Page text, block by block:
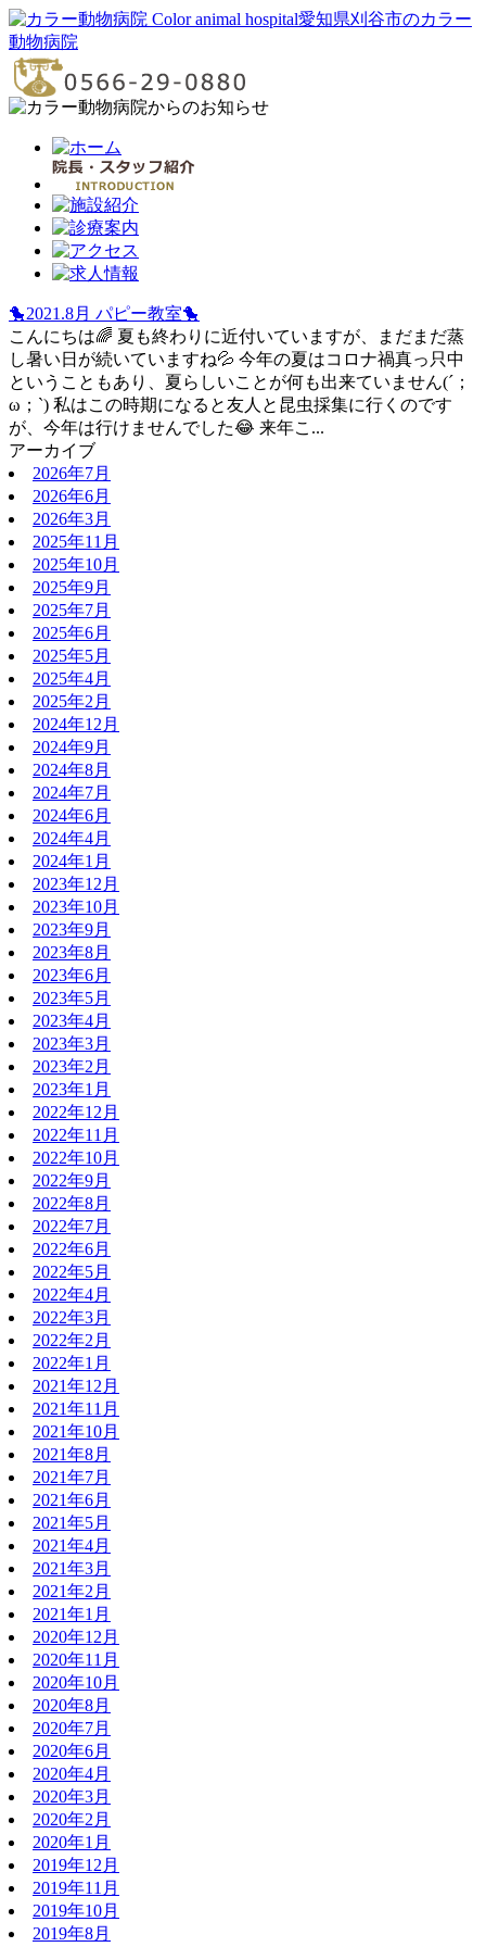
愛知県刈谷市のカラー
動物病院
🐤2021.8月 パピー教室🐤
こんにちは🌈 夏も終わりに近付いていますが、まだまだ蒸
し暑い日が続いていますね💦 今年の夏はコロナ禍真っ只中
ということもあり、夏らしいことが何も出来ていません(´；
ω；`) 私はこの時期になると友人と昆虫採集に行くのです
が、今年は行けませんでした😂 来年こ...
アーカイブ
2026年7月
2026年6月
2026年3月
2025年11月
2025年10月
2025年9月
2025年7月
2025年6月
2025年5月
2025年4月
2025年2月
2024年12月
2024年9月
2024年8月
2024年7月
2024年6月
2024年4月
2024年1月
2023年12月
2023年10月
2023年9月
2023年8月
2023年6月
2023年5月
2023年4月
2023年3月
2023年2月
2023年1月
2022年12月
2022年11月
2022年10月
2022年9月
2022年8月
2022年7月
2022年6月
2022年5月
2022年4月
2022年3月
2022年2月
2022年1月
2021年12月
2021年11月
2021年10月
2021年8月
2021年7月
2021年6月
2021年5月
2021年4月
2021年3月
2021年2月
2021年1月
2020年12月
2020年11月
2020年10月
2020年8月
2020年7月
2020年6月
2020年4月
2020年3月
2020年2月
2020年1月
2019年12月
2019年11月
2019年10月
2019年8月